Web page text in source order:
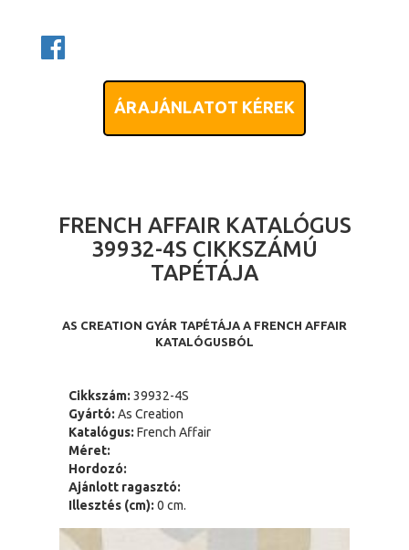
ÁRAJÁNLATOT KÉREK
FRENCH AFFAIR KATALÓGUS
39932-4S CIKKSZÁMÚ
TAPÉTÁJA
AS CREATION GYÁR TAPÉTÁJA A FRENCH AFFAIR
KATALÓGUSBÓL
Cikkszám: 39932-4S
Gyártó: As Creation
Katalógus: French Affair
Méret:
Hordozó:
Ajánlott ragasztó:
Illesztés (cm): 0 cm.